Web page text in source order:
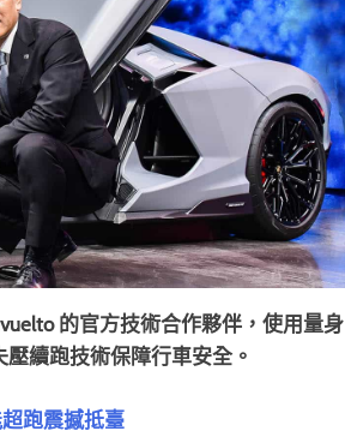
的官方技術合作夥伴，使用量身
續跑技術保障行車安全。
跑震撼抵臺